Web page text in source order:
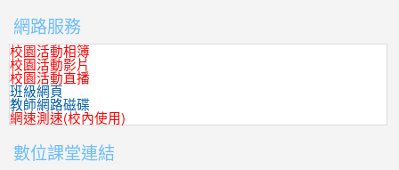
網路服務
校園活動相簿
校園活動影片
校園活動直播
班級網頁
教師網路磁碟
網速測速(校內使用)
數位課堂連結